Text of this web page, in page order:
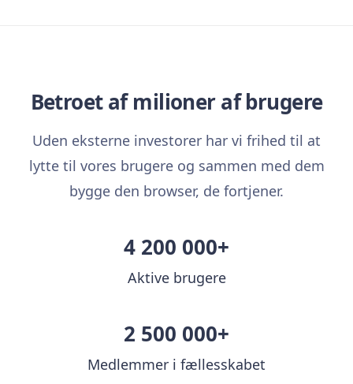
Betroet af milioner af brugere
Uden eksterne investorer har vi frihed til at
lytte til vores brugere og sammen med dem
bygge den browser, de fortjener.
4 200 000+
Aktive brugere
2 500 000+
Medlemmer i fællesskabet